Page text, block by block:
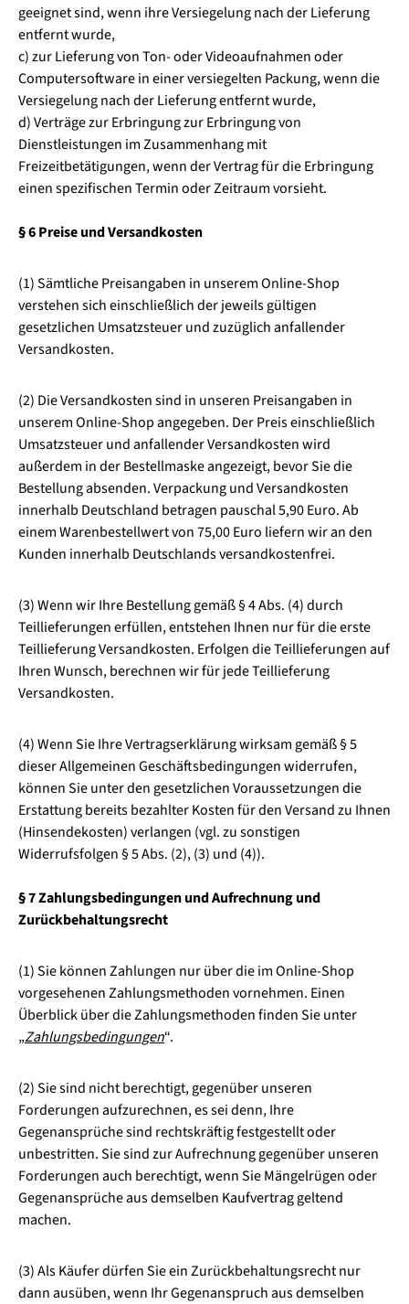
geeignet sind, wenn ihre Versiegelung nach der Lieferung
entfernt wurde,
c) zur Lieferung von Ton- oder Videoaufnahmen oder
Computersoftware in einer versiegelten Packung, wenn die
Versiegelung nach der Lieferung entfernt wurde,
d) Verträge zur Erbringung zur Erbringung von
Dienstleistungen im Zusammenhang mit
Freizeitbetätigungen, wenn der Vertrag für die Erbringung
einen spezifischen Termin oder Zeitraum vorsieht.
§ 6 Preise und Versandkosten
(1) Sämtliche Preisangaben in unserem Online-Shop
verstehen sich einschließlich der jeweils gültigen
gesetzlichen Umsatzsteuer und zuzüglich anfallender
Versandkosten.
(2) Die Versandkosten sind in unseren Preisangaben in
unserem Online-Shop angegeben. Der Preis einschließlich
Umsatzsteuer und anfallender Versandkosten wird
außerdem in der Bestellmaske angezeigt, bevor Sie die
Bestellung absenden. Verpackung und Versandkosten
innerhalb Deutschland betragen pauschal 5,90 Euro. Ab
einem Warenbestellwert von 75,00 Euro liefern wir an den
Kunden innerhalb Deutschlands versandkostenfrei.
(3) Wenn wir Ihre Bestellung gemäß § 4 Abs. (4) durch
Teillieferungen erfüllen, entstehen Ihnen nur für die erste
Teillieferung Versandkosten. Erfolgen die Teillieferungen auf
Ihren Wunsch, berechnen wir für jede Teillieferung
Versandkosten.
(4) Wenn Sie Ihre Vertragserklärung wirksam gemäß § 5
dieser Allgemeinen Geschäftsbedingungen widerrufen,
können Sie unter den gesetzlichen Voraussetzungen die
Erstattung bereits bezahlter Kosten für den Versand zu Ihnen
(Hinsendekosten) verlangen (vgl. zu sonstigen
Widerrufsfolgen § 5 Abs. (2), (3) und (4)).
§ 7 Zahlungsbedingungen und Aufrechnung und
Zurückbehaltungsrecht
(1) Sie können Zahlungen nur über die im Online-Shop
vorgesehenen Zahlungsmethoden vornehmen. Einen
Überblick über die Zahlungsmethoden finden Sie unter
„Zahlungsbedingungen“.
(2) Sie sind nicht berechtigt, gegenüber unseren
Forderungen aufzurechnen, es sei denn, Ihre
Gegenansprüche sind rechtskräftig festgestellt oder
unbestritten. Sie sind zur Aufrechnung gegenüber unseren
Forderungen auch berechtigt, wenn Sie Mängelrügen oder
Gegenansprüche aus demselben Kaufvertrag geltend
machen.
(3) Als Käufer dürfen Sie ein Zurückbehaltungsrecht nur
dann ausüben, wenn Ihr Gegenanspruch aus demselben